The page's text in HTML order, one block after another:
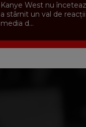
Kanye West nu
a stârnit un val de
media d...